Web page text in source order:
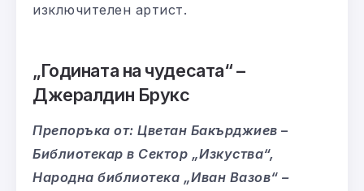
изключителен артист.
„Годината на чудесата“–
Джералдин Брукс
Препоръка от: Цветан Бакърджиев –
Библиотекар в Сектор „Изкуства“,
Народна библиотека „Иван Вазов“ –